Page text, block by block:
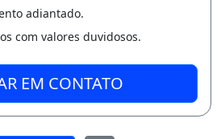
adiantado.
com valores duvidosos.
EM CONTATO